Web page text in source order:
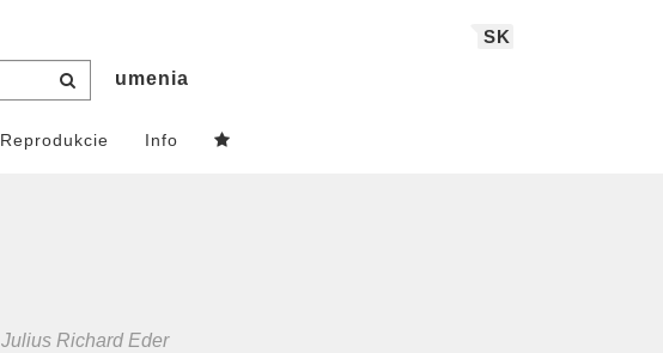
SK
umenia
Reprodukcie Info
Julius Richard Eder